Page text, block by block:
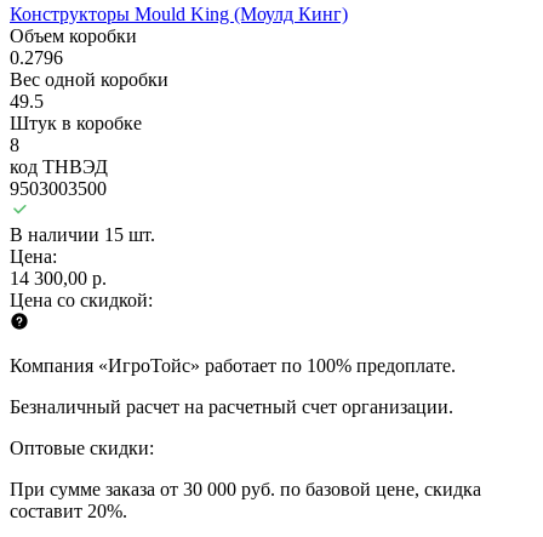
Конструкторы Mould King (Моулд Кинг)
Объем коробки
0.2796
Вес одной коробки
49.5
Штук в коробке
8
код ТНВЭД
9503003500
В наличии 15 шт.
Цена:
14 300,00 р.
Цена со скидкой:
Компания «ИгроТойс» работает по 100% предоплате.
Безналичный расчет на расчетный счет организации.
Оптовые скидки:
При сумме заказа от 30 000 руб. по базовой цене, скидка
составит 20%.